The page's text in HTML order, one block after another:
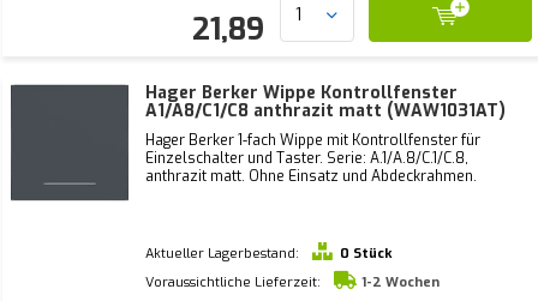
21,89
Hager Berker Wippe Kontrollfenster
A1/A8/C1/C8 anthrazit matt (WAW1031AT)
Hager Berker 1-fach Wippe mit Kontrollfenster für
Einzelschalter und Taster. Serie: A.1/A.8/C.1/C.8,
anthrazit matt. Ohne Einsatz und Abdeckrahmen.
Aktueller Lagerbestand:
0 Stück
Voraussichtliche Lieferzeit:
1-2 Wochen